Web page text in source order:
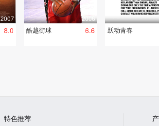
2007
8.0
2006
酷越街球 6.6 跃动青春
特色推荐